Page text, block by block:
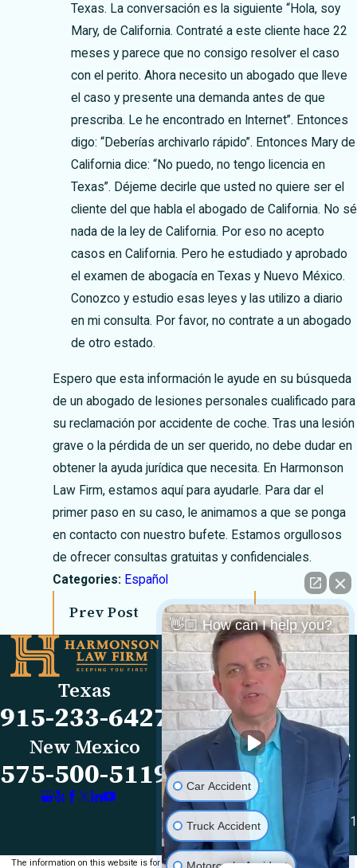
Texas. La conversación es la siguiente “Hola, soy
Mary, de California. Contraté a este cliente hace 22
meses y parece que no consigo resolver el caso
con el perito. Ahora necesito un abogado que lleve
el caso y presente una demanda antes de que
prescriba. Le he encontrado en Internet”. Entonces
digo: “Deberías archivarlo rápido”. Entonces Mary de
California dice: “No puedo, no tengo licencia en
Texas”. Déjeme decirle que usted no quiere ser el
cliente del que habla el abogado de California. No sé
nada de la ley de California. Por eso no acepto
casos en California. Pero he estudiado y aprobado
el examen de abogacía en Texas y Nuevo México.
Conozco y estudio esas leyes y las utilizo a diario
en mi consulta. Por favor, no contrate a un abogado
de otro estado.
Espero que esta información le ayude en su búsqueda
de un abogado de lesiones personales cualificado para
su reclamación por accidente de coche. Tras una lesión
grave o la pérdida de un ser querido, no debe dudar en
obtener la ayuda jurídica que necesita. En Harmonson
Law Firm, estamos aquí para ayudarle. Para dar el
primer paso en su caso, le animamos a que se ponga
en contacto con nuestro bufete. Estamos orgullosos
de ofrecer consultas gratuitas y confidenciales.
Categories: Español
Prev Post Next Post
Texas
915-233-6427
New Mexico
575-500-5119
Links
Our Firm
FAQs
Blog
Reviews
Videos
Contact Us
Locations
El Paso Office
501 E. Nevada Ave
El Paso, TX 79902
Map & Directions
Las Cruces Office
1990 E Lohman Ave
Las Cruces, NM 88001
Map & Directions
The information on this website is for general
👋🏼 How can I help you?
Car Accident
Truck Accident
Motorcycle Accident